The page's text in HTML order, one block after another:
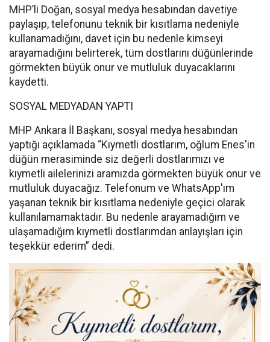
MHP’li Doğan, sosyal medya hesabından davetiye
paylaşıp, telefonunu teknik bir kısıtlama nedeniyle
kullanamadığını, davet için bu nedenle kimseyi
arayamadığını belirterek, tüm dostlarını düğünlerinde
görmekten büyük onur ve mutluluk duyacaklarını
kaydetti.
SOSYAL MEDYADAN YAPTI
MHP Ankara İl Başkanı, sosyal medya hesabından
yaptığı açıklamada “Kıymetli dostlarım, oğlum Enes'in
düğün merasiminde siz değerli dostlarımızı ve
kıymetli ailelerinizi aramızda görmekten büyük onur ve
mutluluk duyacağız. Telefonum ve WhatsApp'ım
yaşanan teknik bir kısıtlama nedeniyle geçici olarak
kullanılamamaktadır. Bu nedenle arayamadığım ve
ulaşamadığım kıymetli dostlarımdan anlayışları için
teşekkür ederim” dedi.